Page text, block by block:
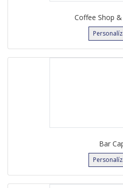
Coffee Shop
Bar